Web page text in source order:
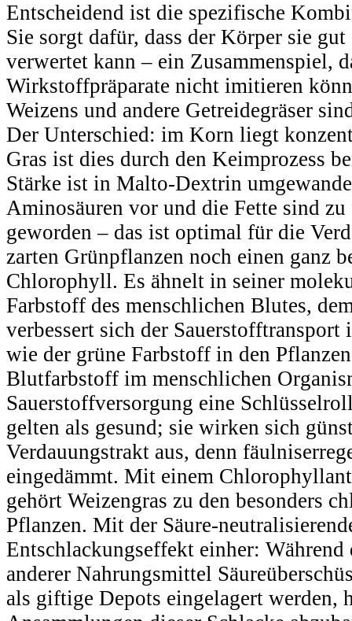
Entscheidend ist die spezifische
Sie sorgt dafür, dass der Körper sie
verwertet kann – ein Zusammenspiel,
Wirkstoffpräparate nicht imitieren
Weizens und andere Getreidegräser
Der Unterschied: im Korn liegt
Gras ist dies durch den Keimprozess
Stärke ist in Malto-Dextrin
Aminosäuren vor und die Fette sind
geworden – das ist optimal für die
zarten Grünpflanzen noch einen ganz
Chlorophyll. Es ähnelt in seiner
Farbstoff des menschlichen Blutes,
verbessert sich der
wie der grüne Farbstoff in den
Blutfarbstoff im menschlichen
Sauerstoffversorgung eine
gelten als gesund; sie wirken sich
Verdauungstrakt aus, denn
eingedämmt. Mit einem
gehört Weizengras zu den besonders
Pflanzen. Mit der Säure-
Entschlackungseffekt einher:
anderer Nahrungsmittel
als giftige Depots eingelagert werden,